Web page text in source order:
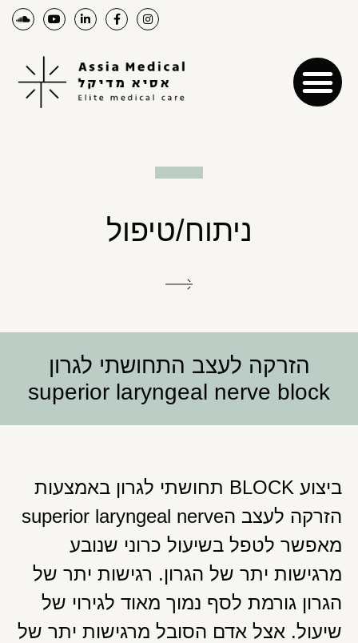
ניתוח/טיפול
הזרקה לעצב התחושתי לגרון
superior laryngeal nerve block
ביצוע BLOCK תחושתי לגרון באמצעות
הזרקה לעצב הsuperior laryngeal nerve
מאפשר לטפל בשיעול כרוני שנובע
מרגישות יתר של הגרון. רגישות יתר של
הגרון גורמת לסף נמוך מאוד לגירוי של
שיעול. אצל אדם הסובל מרגישות יתר של